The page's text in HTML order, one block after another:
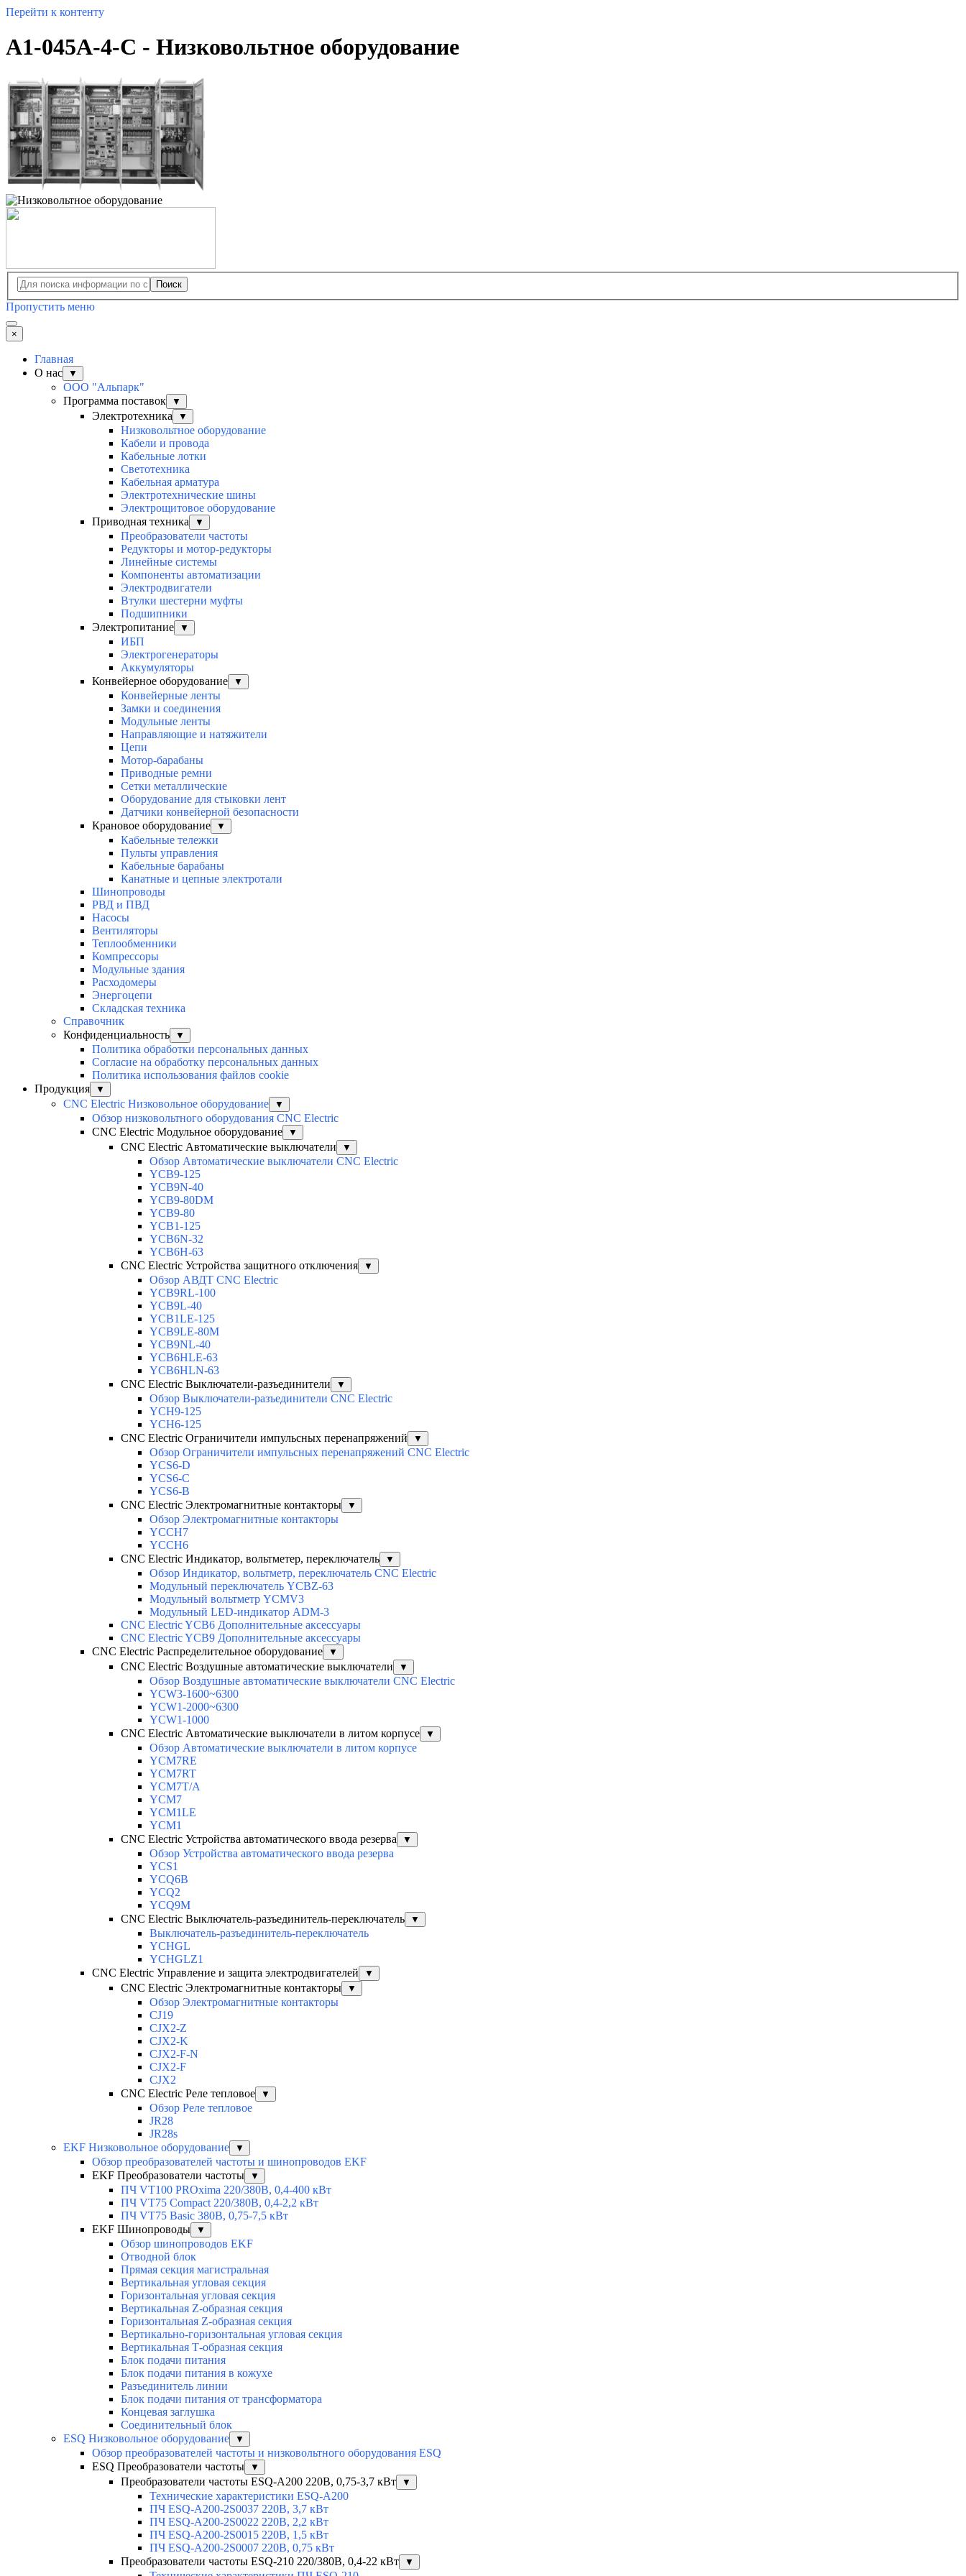
Перейти к контенту
A1-045A-4-C - Низковольтное оборудование
Поиск
Пропустить меню
×
Главная
О нас
▼
ООО "Альпарк"
Программа поставок
▼
Электротехника ▼
Низковольтное оборудование
Кабели и провода
Кабельные лотки
Светотехника
Кабельная арматура
Электротехнические шины
Электрощитовое оборудование
Приводная техника
▼
Преобразователи частоты
Редукторы и мотор-редукторы
Линейные системы
Компоненты автоматизации
Электродвигатели
Втулки шестерни муфты
Подшипники
Электропитание
▼
ИБП
Электрогенераторы
Аккумуляторы
Конвейерное оборудование
▼
Конвейерные ленты
Замки и соединения
Модульные ленты
Направляющие и натяжители
Цепи
Мотор-барабаны
Приводные ремни
Сетки металлические
Оборудование для стыковки лент
Датчики конвейерной безопасности
Крановое оборудование
▼
Кабельные тележки
Пульты управления
Кабельные барабаны
Канатные и цепные электротали
Шинопроводы
РВД и ПВД
Насосы
Вентиляторы
Теплообменники
Компрессоры
Модульные здания
Расходомеры
Энергоцепи
Складская техника
Справочник
Конфиденциальность
▼
Политика обработки персональных данных
Согласие на обработку персональных данных
Политика использования файлов cookie
Продукция
▼
CNC Electric Низковольное оборудование ▼
Обзор низковольтного оборудования CNC Electric
CNC Electric Модульное оборудование
▼
CNC Electric Автоматические выключатели ▼
Обзор Автоматические выключатели CNC Electric
YCB9-125
YCB9N-40
YCB9-80DM
YCB9-80
YCB1-125
YCB6N-32
YCB6H-63
CNC Electric Устройства защитного отключения
▼
Обзор АВДТ CNC Electric
YCB9RL-100
YCB9L-40
YCB1LE-125
YCB9LE-80M
YCB9NL-40
YCB6HLE-63
YCB6HLN-63
CNC Electric Выключатели-разъединители
▼
Обзор Выключатели-разъединители CNC Electric
YCH9-125
YCH6-125
CNC Electric Ограничители импульсных перенапряжений
▼
Обзор Ограничители импульсных перенапряжений CNC Electric
YCS6-D
YCS6-C
YCS6-B
CNC Electric Электромагнитные контакторы
▼
Обзор Электромагнитные контакторы
YCCH7
YCCH6
CNC Electric Индикатор, вольтметер, переключатель
▼
Обзор Индикатор, вольтметр, переключатель CNC Electric
Модульный переключатель YCBZ-63
Модульный вольтметр YCMV3
Модульный LED-индикатор ADM-3
CNC Electric YCB6 Дополнительные аксессуары
CNC Electric YCB9 Дополнительные аксессуары
CNC Electric Распределительное оборудование
▼
CNC Electric Воздушные автоматические выключатели ▼
Обзор Воздушные автоматические выключатели CNC Electric
YCW3-1600~6300
YCW1-2000~6300
YCW1-1000
CNC Electric Автоматические выключатели в литом корпусе
▼
Обзор Автоматические выключатели в литом корпусе
YCM7RE
YCM7RT
YCM7T/A
YCM7
YCM1LE
YCM1
CNC Electric Устройства автоматического ввода резерва
▼
Обзор Устройства автоматического ввода резерва
YCS1
YCQ6B
YCQ2
YCQ9M
CNC Electric Выключатель-разъединитель-переключатель
▼
Выключатель-разъединитель-переключатель
YCHGL
YCHGLZ1
CNC Electric Управление и защита электродвигателей
▼
CNC Electric Электромагнитные контакторы ▼
Обзор Электромагнитные контакторы
CJ19
CJX2-Z
CJX2-K
CJX2-F-N
CJX2-F
CJX2
CNC Electric Реле тепловое
▼
Обзор Реле тепловое
JR28
JR28s
EKF Низковольное оборудование
▼
Обзор преобразователей частоты и шинопроводов EKF
EKF Преобразователи частоты
▼
ПЧ VT100 PROxima 220/380В, 0,4-400 кВт
ПЧ VT75 Compact 220/380В, 0,4-2,2 кВт
ПЧ VT75 Basic 380В, 0,75-7,5 кВт
EKF Шинопроводы
▼
Обзор шинопроводов EKF
Отводной блок
Прямая секция магистральная
Вертикальная угловая секция
Горизонтальная угловая секция
Вертикальная Z-образная секция
Горизонтальная Z-образная секция
Вертикально-горизонтальная угловая секция
Вертикальная Т-образная секция
Блок подачи питания
Блок подачи питания в кожухе
Разъединитель линии
Блок подачи питания от трансформатора
Концевая заглушка
Соединительный блок
ESQ Низковольное оборудование
▼
Обзор преобразователей частоты и низковольтного оборудования ESQ
ESQ Преобразователи частоты
▼
Преобразователи частоты ESQ-A200 220В, 0,75-3,7 кВт ▼
Технические характеристики ESQ-A200
ПЧ ESQ-A200-2S0037 220В, 3,7 кВт
ПЧ ESQ-A200-2S0022 220В, 2,2 кВт
ПЧ ESQ-A200-2S0015 220В, 1,5 кВт
ПЧ ESQ-A200-2S0007 220В, 0,75 кВт
Преобразователи частоты ESQ-210 220/380В, 0,4-22 кВт
▼